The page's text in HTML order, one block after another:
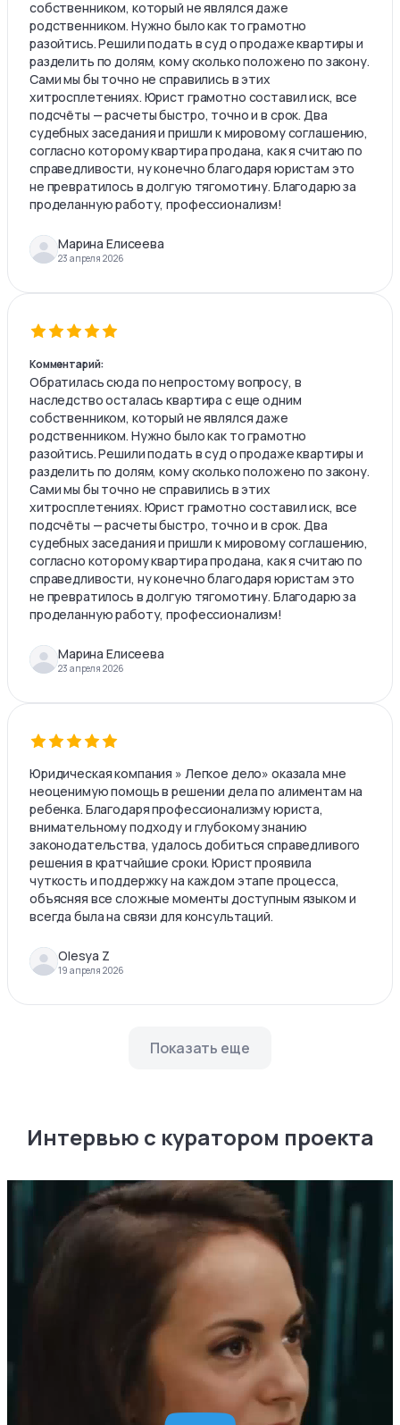
собственником, который не являлся даже
родственником. Нужно было как то грамотно
разойтись. Решили подать в суд о продаже квартиры и
разделить по долям, кому сколько положено по закону.
Сами мы бы точно не справились в этих
хитросплетениях. Юрист грамотно составил иск, все
подсчёты — расчеты быстро, точно и в срок. Два
судебных заседания и пришли к мировому соглашению,
согласно которому квартира продана, как я считаю по
справедливости, ну конечно благодаря юристам это
не превратилось в долгую тягомотину. Благодарю за
проделанную работу, профессионализм!
Марина Елисеева
23 апреля 2026
Комментарий:
Обратилась сюда по непростому вопросу, в
наследство осталась квартира с еще одним
собственником, который не являлся даже
родственником. Нужно было как то грамотно
разойтись. Решили подать в суд о продаже квартиры и
разделить по долям, кому сколько положено по закону.
Сами мы бы точно не справились в этих
хитросплетениях. Юрист грамотно составил иск, все
подсчёты — расчеты быстро, точно и в срок. Два
судебных заседания и пришли к мировому соглашению,
согласно которому квартира продана, как я считаю по
справедливости, ну конечно благодаря юристам это
не превратилось в долгую тягомотину. Благодарю за
проделанную работу, профессионализм!
Марина Елисеева
23 апреля 2026
Юридическая компания » Легкое дело» оказала мне
неоценимую помощь в решении дела по алиментам на
ребенка. Благодаря профессионализму юриста,
внимательному подходу и глубокому знанию
законодательства, удалось добиться справедливого
решения в кратчайшие сроки. Юрист проявила
чуткость и поддержку на каждом этапе процесса,
объясняя все сложные моменты доступным языком и
всегда была на связи для консультаций.
Olesya Z
19 апреля 2026
Показать еще
Интервью с куратором проекта